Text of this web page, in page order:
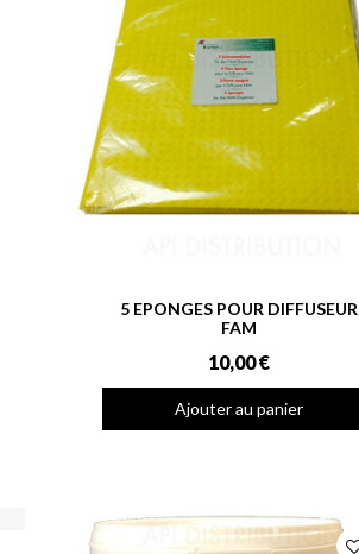
5 EPONGES POUR DIFFUSEUR
FAM
10,00 €
Ajouter au panier